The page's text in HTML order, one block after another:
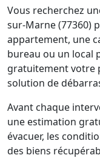
Vous recherchez
sur-Marne (77360)
appartement, une
bureau ou un local
gratuitement votre
solution de
Avant chaque
une estimation
évacuer, les
des biens